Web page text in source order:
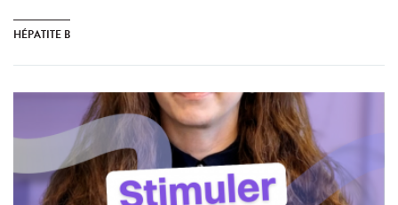
HÉPATITE B